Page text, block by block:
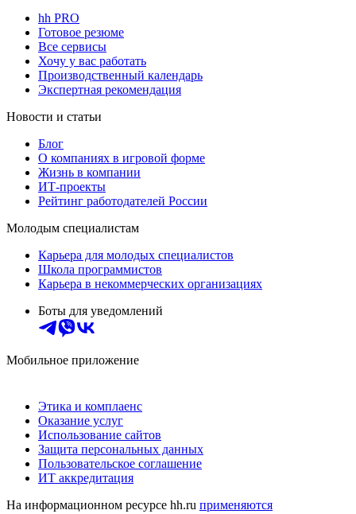
hh PRO
Готовое резюме
Все сервисы
Хочу у вас работать
Производственный календарь
Экспертная рекомендация
Новости и статьи
Блог
О компаниях в игровой форме
Жизнь в компании
ИТ-проекты
Рейтинг работодателей России
Молодым специалистам
Карьера для молодых специалистов
Школа программистов
Карьера в некоммерческих организациях
Боты для уведомлений
Мобильное приложение
Этика и комплаенс
Оказание услуг
Использование сайтов
Защита персональных данных
Пользовательское соглашение
ИТ аккредитация
На информационном ресурсе hh.ru применяются